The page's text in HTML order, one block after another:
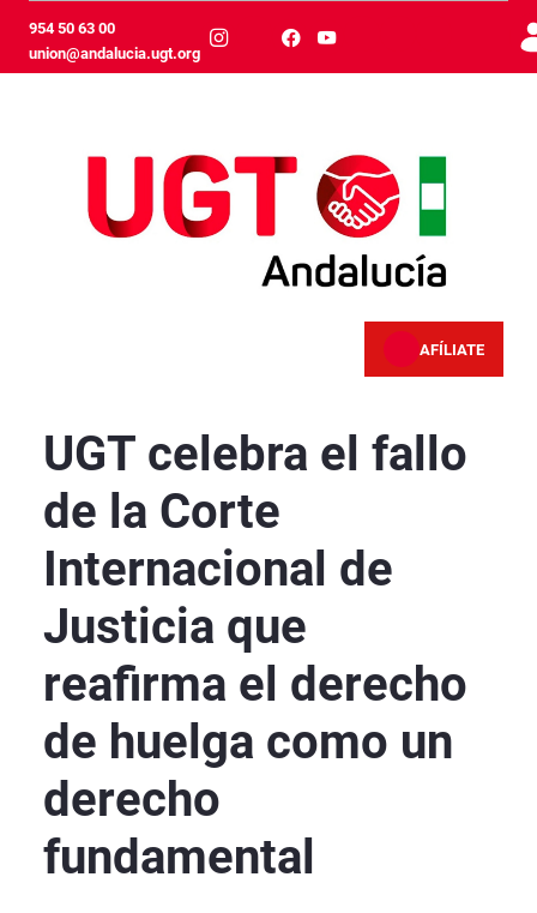
Skip to Main Content
954 50 63 00
union@andalucia.ugt.org
AFÍLIATE
UGT celebra el fallo
de la Corte
Internacional de
Justicia que
reafirma el derecho
de huelga como un
derecho
fundamental